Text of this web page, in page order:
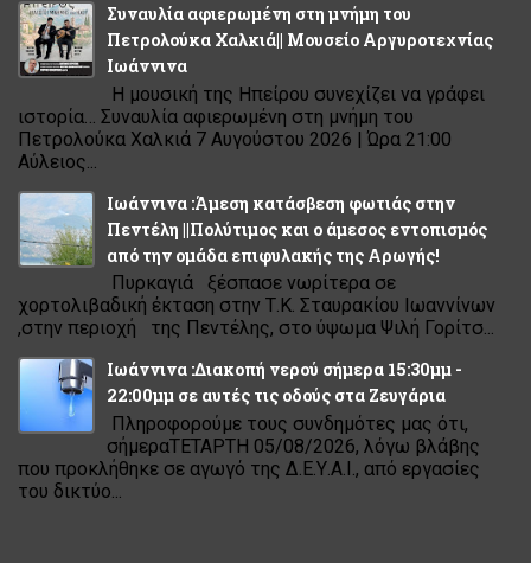
Συναυλία αφιερωμένη στη μνήμη του
Πετρολούκα Χαλκιά|| Μουσείο Αργυροτεχνίας
Ιωάννινα
Η μουσική της Ηπείρου συνεχίζει να γράφει
ιστορία… Συναυλία αφιερωμένη στη μνήμη του
Πετρολούκα Χαλκιά 7 Αυγούστου 2026 | Ώρα 21:00
Αύλειος...
Ιωάννινα :Άμεση κατάσβεση φωτιάς στην
Πεντέλη ||Πολύτιμος και ο άμεσος εντοπισμός
από την ομάδα επιφυλακής της Αρωγής!
Πυρκαγιά ξέσπασε νωρίτερα σε
χορτολιβαδική έκταση στην Τ.Κ. Σταυρακίου Ιωαννίνων
,στην περιοχή της Πεντέλης, στο ύψωμα Ψιλή Γορίτσ...
Ιωάννινα :Διακοπή νερού σήμερα 15:30μμ -
22:00μμ σε αυτές τις οδούς στα Ζευγάρια
Πληροφορούμε τους συνδημότες μας ότι,
σήμεραΤΕΤΑΡΤΗ 05/08/2026, λόγω βλάβης
που προκλήθηκε σε αγωγό της Δ.Ε.Υ.Α.Ι., από εργασίες
του δικτύο...